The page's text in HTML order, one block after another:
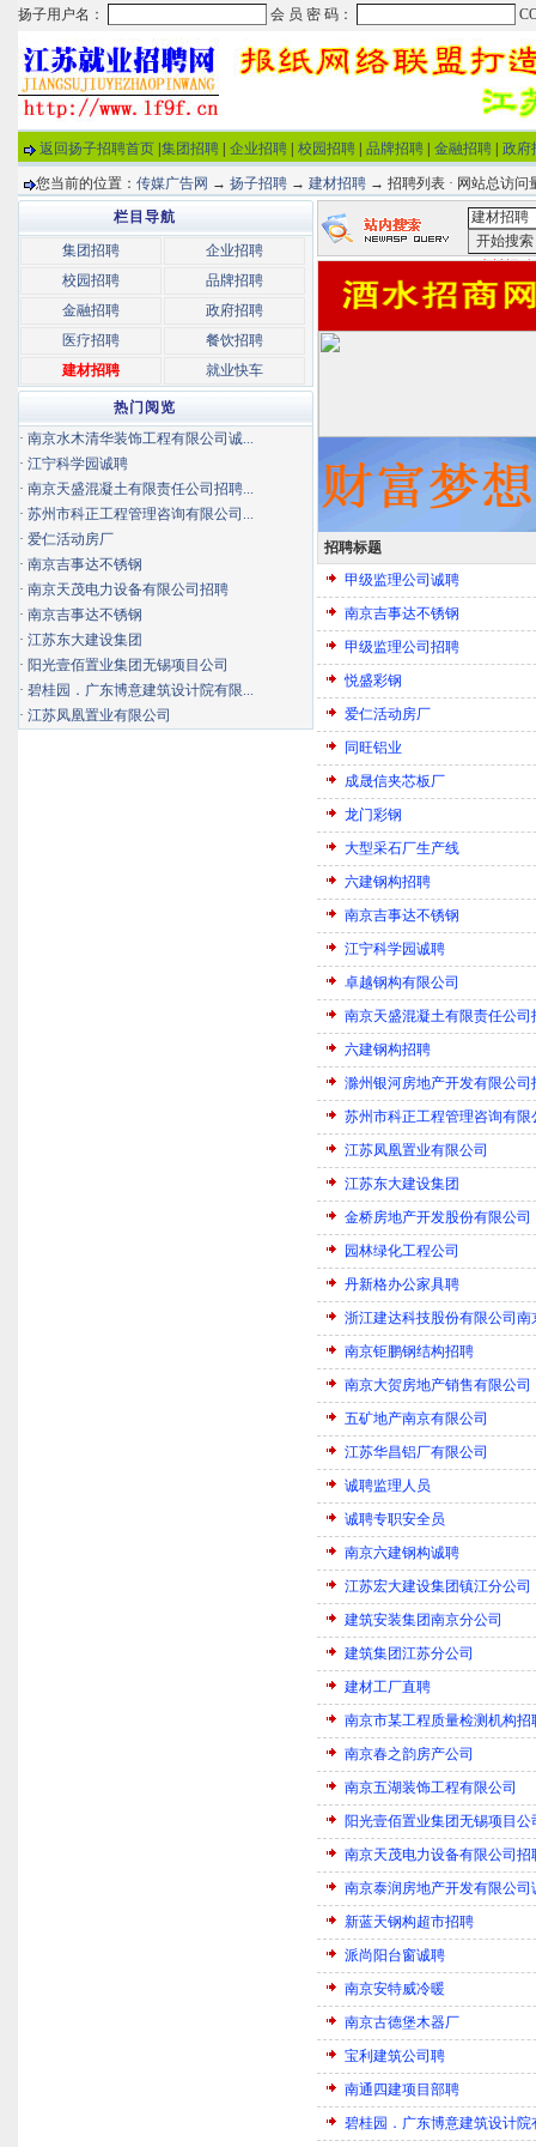
返回扬子招聘首页 集团招聘 企业招聘 校园招聘 品牌招聘 金融招聘 政府
您当前的位置： 传媒广告网 → 扬子招聘 → 建材招聘 → 招聘列表 · 网站总访问
<建材招
招聘标题
甲级监理公司诚聘
南京吉事达不锈钢
甲级监理公司招聘
悦盛彩钢
爱仁活动房厂
同旺铝业
成晟信夹芯板厂
龙门彩钢
大型采石厂生产线
六建钢构招聘
南京吉事达不锈钢
江宁科学园诚聘
卓越钢构有限公司
南京天盛混凝土有限责任公司
六建钢构招聘
滁州银河房地产开发有限公司
苏州市科正工程管理咨询有限
江苏凤凰置业有限公司
江苏东大建设集团
金桥房地产开发股份有限公司
园林绿化工程公司
丹新格办公家具聘
浙江建达科技股份有限公司南
南京钜鹏钢结构招聘
南京大贺房地产销售有限公司
五矿地产南京有限公司
江苏华昌铝厂有限公司
诚聘监理人员
诚聘专职安全员
南京六建钢构诚聘
江苏宏大建设集团镇江分公司
建筑安装集团南京分公司
建筑集团江苏分公司
建材工厂直聘
南京市某工程质量检测机构招
南京春之韵房产公司
南京五湖装饰工程有限公司
阳光壹佰置业集团无锡项目公
南京天茂电力设备有限公司招
南京泰润房地产开发有限公司
新蓝天钢构超市招聘
派尚阳台窗诚聘
南京安特威冷暖
南京古德堡木器厂
宝利建筑公司聘
南通四建项目部聘
碧桂园．广东博意建筑设计
栏目导航
集团招聘
企业招聘
校园招聘
品牌招聘
金融招聘
政府招聘
医疗招聘
餐饮招聘
建材招聘
就业快车
热门阅览
· 南京水木清华装饰工程有限公司诚...
· 江宁科学园诚聘
· 南京天盛混凝土有限责任公司招聘...
· 苏州市科正工程管理咨询有限公司...
· 爱仁活动房厂
· 南京吉事达不锈钢
· 南京天茂电力设备有限公司招聘
· 南京吉事达不锈钢
· 江苏东大建设集团
· 阳光壹佰置业集团无锡项目公司
· 碧桂园．广东博意建筑设计院有限...
· 江苏凤凰置业有限公司